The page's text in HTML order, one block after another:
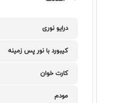
درایو نوری
کیبورد با نور پس زمینه
کارت خوان
مودم